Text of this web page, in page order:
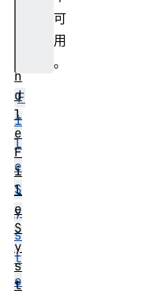
可
用
。
F
i
l
e
S
y
s
t
e
n
d
l
e
F
i
l
e
S
y
s
t